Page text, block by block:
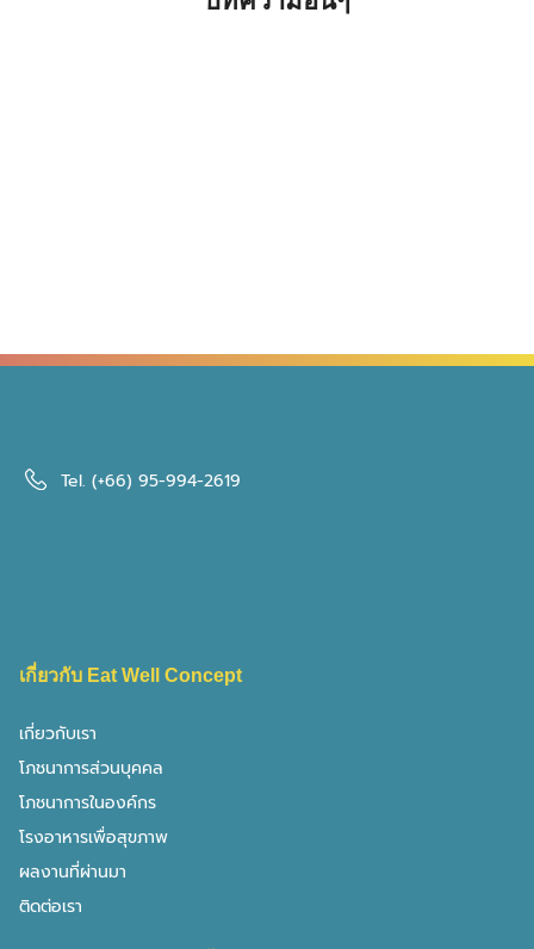
แหล่งความรู้ "โรคไต"
เครื่องใน ต้มยำเครื่องใน ไปจนถึงส้าเครื่องใน สำหรับผู้ป่วยโรคไต
เครื่องในเป็นหนึ่งในอาหารที่นักกำหนดอาหารแนะนำให้หลีกเลี่ยง
โคเลสเตอรอลสูงมาก ทำไมเครื่องในถึงเป็นปัญหาสำหรับโรคไต
เครื่องใน ฟอสฟอรัส (mg/100g) Purine (mg/100g)
โคเลสเตอรอล (mg/100g) ตับหมู/วัว ~380–420 ~260–360
~300–370 ไตหมู/วัว ~250–300 ~200–270 ~350–400
หัวใจหมู ~210–250 ~170–210 ~140 กึ๋นไก่ ~195–230 ~150–
200 ~175 สมองวัว ~380–420 ~90 ~2,000+ ลำไส้หมู
~160–200 ~130–170 […]
Tel. (+66) 95-994-2619
เกี่ยวกับ Eat Well Concept
เกี่ยวกับเรา
โภชนาการส่วนบุคคล
โภชนาการในองค์กร
โรงอาหารเพื่อสุขภาพ
ผลงานที่ผ่านมา
ติดต่อเรา